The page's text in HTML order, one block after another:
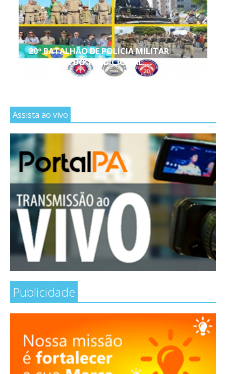
20º BATALHÃO DE POLÍCIA MILITAR
PARTICIPA DO TRADICIONAL...
Assista ao vivo
Publicidade